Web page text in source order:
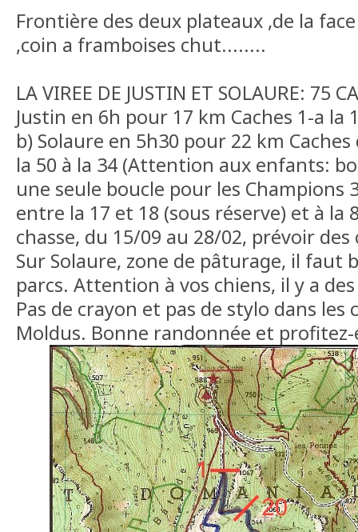
Frontière des deux plateaux ,de la face
,coin a framboises chut........
LA VIREE DE JUSTIN ET SOLAURE: 75
Justin en 6h pour 17 km Caches 1-a la
b) Solaure en 5h30 pour 22 km
la 50 à la 34 (Attention aux enfants:
une seule boucle pour les Champions
entre la 17 et 18 (sous réserve) et à la
chasse, du 15/09 au 28/02, prévoir
Sur Solaure, zone de pâturage, il faut
parcs. Attention à vos chiens, il y a
Pas de crayon et pas de stylo dans
Moldus. Bonne randonnée et